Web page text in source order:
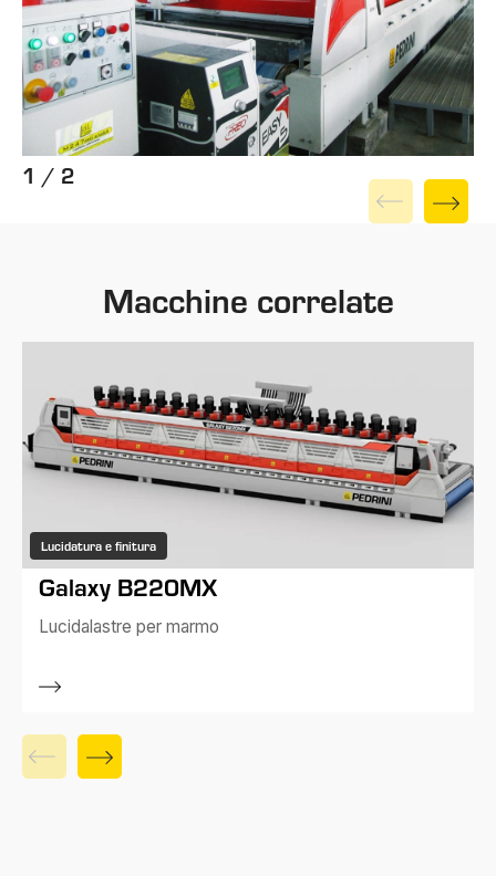
1 / 2
Macchine correlate
Lucidatura e finitura
Galaxy B220MX
Lucidalastre per marmo